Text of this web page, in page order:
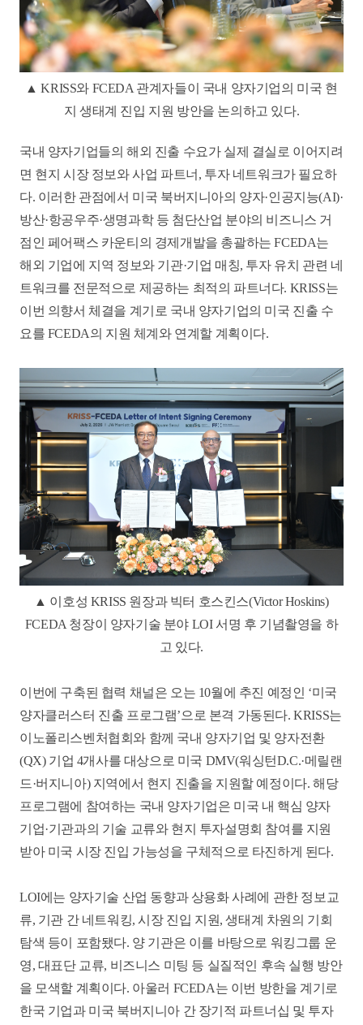
▲ KRISS와 FCEDA 관계자들이 국내 양자기업의 미국 현
지 생태계 진입 지원 방안을 논의하고 있다.
국내 양자기업들의 해외 진출 수요가 실제 결실로 이어지려
면 현지 시장 정보와 사업 파트너, 투자 네트워크가 필요하
다. 이러한 관점에서 미국 북버지니아의 양자·인공지능(AI)·
방산·항공우주·생명과학 등 첨단산업 분야의 비즈니스 거
점인 페어팩스 카운티의 경제개 발을 총괄하는 FCEDA는
해외 기업에 지역 정보와 기관·기업 매칭, 투자 유치 관련 네
트워크를 전문적으로 제공하는 최적의 파트너다. KRISS는
이번 의향서 체결을 계기로 국내 양자기업의 미국 진출 수
요를 FCEDA의 지원 체계와 연계할 계획이다.
▲ 이호성 KRISS 원장과 빅터 호스킨스(Victor Hoskins)
FCEDA 청장이 양자기술 분야 LOI 서명 후 기념촬영을 하
고 있다.
이번에 구축된 협력 채널은 오는 10월에 추진 예정인 ‘미국
양자클러스터 진출 프로그램’으로 본격 가동된다. KRISS는
이노폴리스벤처협회와 함께 국내 양자기업 및 양자전환
(QX) 기업 4개사를 대상으로 미국 DMV(워싱턴D.C.·메릴랜
드·버지니아) 지역에서 현지 진출을 지원할 예정이다. 해당
프로그램에 참여하는 국내 양자기업은 미국 내 핵심 양자
기업·기관과의 기술 교류와 현지 투자설명회 참여를 지원
받아 미국 시장 진입 가능성을 구체적으로 타진하게 된다.
LOI에는 양자기술 산업 동향과 상용화 사례에 관한 정보교
류, 기관 간 네트워킹, 시장 진입 지원, 생태계 차원의 기회
탐색 등이 포함됐다. 양 기관은 이를 바탕으로 워킹그룹 운
영, 대표단 교류, 비즈니스 미팅 등 실질적인 후속 실행 방안
을 모색할 계획이다. 아울러 FCEDA는 이번 방한을 계기로
한국 기업과 미국 북버지니아 간 장기적 파트너십 및 투자